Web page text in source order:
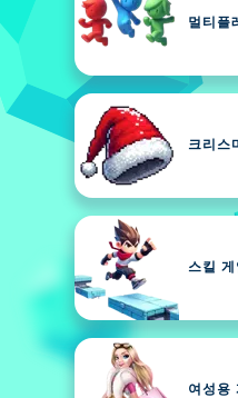
멀티플
크리스
스킬 게
여성용